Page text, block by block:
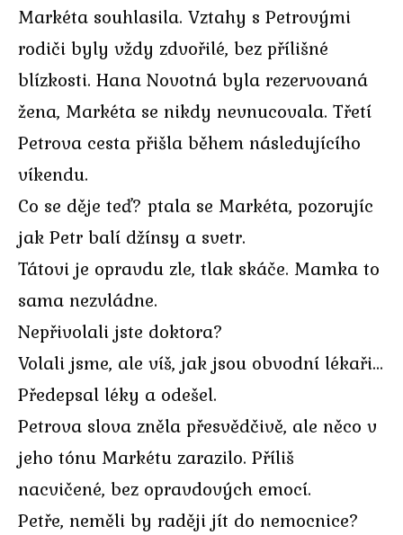
Markéta souhlasila. Vztahy s Petrovými
rodiči byly vždy zdvořilé, bez přílišné
blízkosti. Hana Novotná byla rezervovaná
žena, Markéta se nikdy nevnucovala. Třetí
Petrova cesta přišla během následujícího
víkendu.
Co se děje teď? ptala se Markéta, pozorujíc
jak Petr balí džínsy a svetr.
Tátovi je opravdu zle, tlak skáče. Mamka to
sama nezvládne.
Nepřivolali jste doktora?
Volali jsme, ale víš, jak jsou obvodní lékaři…
Předepsal léky a odešel.
Petrova slova zněla přesvědčivě, ale něco v
jeho tónu Markétu zarazilo. Příliš
nacvičené, bez opravdových emocí.
Petře, neměli by raději jít do nemocnice?